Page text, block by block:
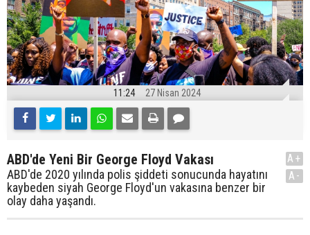
11:24 27 Nisan 2024
ABD'de Yeni Bir George Floyd Vakası
ABD'de 2020 yılında polis şiddeti sonucunda hayatını
kaybeden siyah George Floyd'un vakasına benzer bir
olay daha yaşandı.
A+
A-